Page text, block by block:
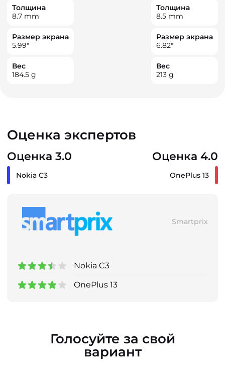
Толщина
8.7 mm
Размер экрана
5.99"
Вес
184.5 g
Толщина
8.5 mm
Размер экрана
6.82"
Вес
213 g
Оценка экспертов
Оценка 3.0 Оценка 4.0
Nokia C3 OnePlus 13
Smartprix
Nokia C3
OnePlus 13
Голосуйте за свой
вариант